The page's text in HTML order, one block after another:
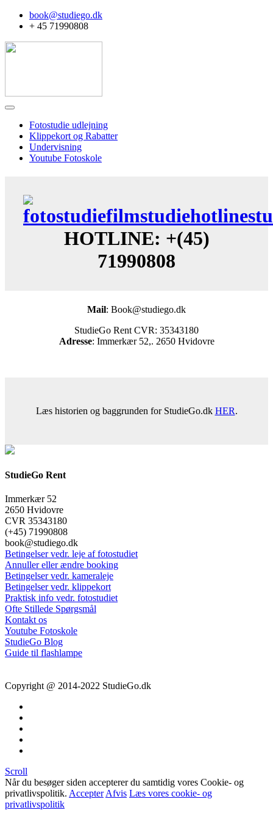
book@studiego.dk
+ 45 71990808
Fotostudie udlejning
Klippekort og Rabatter
Undervisning
Youtube Fotoskole
HOTLINE: +(45)
71990808
Mail: Book@studiego.dk
StudieGo Rent CVR: 35343180
Adresse: Immerkær 52,. 2650 Hvidovre
Læs historien og baggrunden for StudieGo.dk HER.
StudieGo Rent
Immerkær 52
2650 Hvidovre
CVR 35343180
(+45) 71990808
book@studiego.dk
Betingelser vedr. leje af fotostudiet
Annuller eller ændre booking
Betingelser vedr. kameraleje
Betingelser vedr. klippekort
Praktisk info vedr. fotostudiet
Ofte Stillede Spørgsmål
Kontakt os
Youtube Fotoskole
StudieGo Blog
Guide til flashlampe
Copyright @ 2014-2022 StudieGo.dk
Scroll
Når du besøger siden accepterer du samtidig vores Cookie- og
privatlivspolitik. AccepterAfvis Læs vores cookie- og
privatlivspolitik